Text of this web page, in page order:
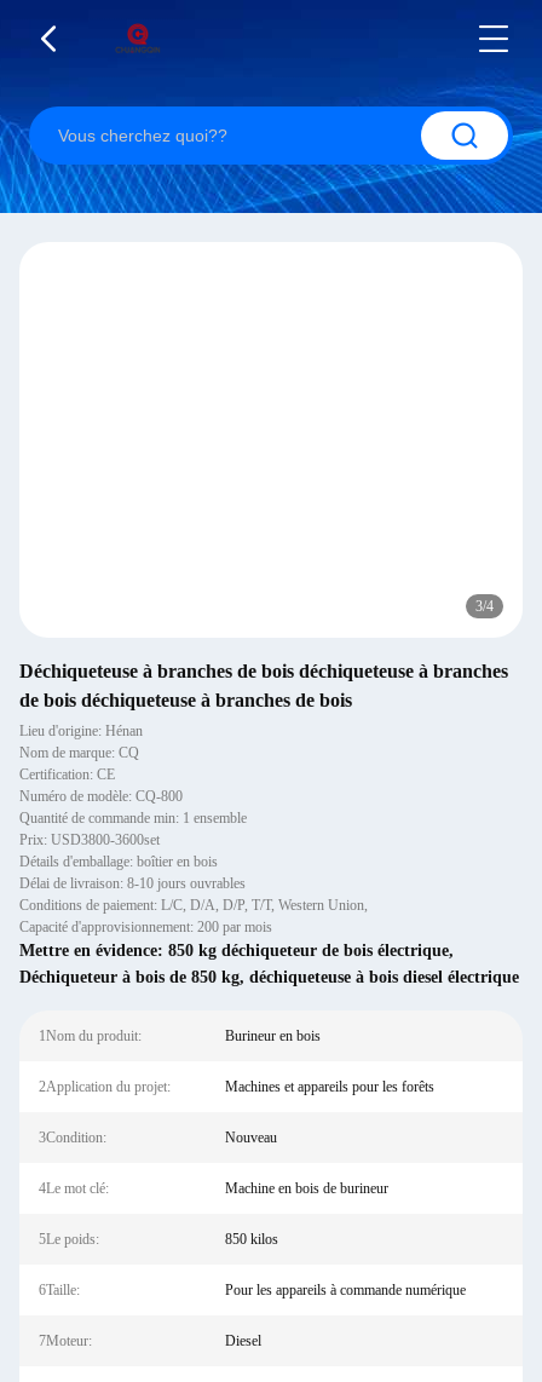
3/4
Déchiqueteuse à branches de bois déchiqueteuse à branches
de bois déchiqueteuse à branches de bois
Lieu d'origine: Hénan
Nom de marque: CQ
Certification: CE
Numéro de modèle: CQ-800
Quantité de commande min: 1 ensemble
Prix: USD3800-3600set
Détails d'emballage: boîtier en bois
Délai de livraison: 8-10 jours ouvrables
Conditions de paiement: L/C, D/A, D/P, T/T, Western Union,
Capacité d'approvisionnement: 200 par mois
Mettre en évidence: 850 kg déchiqueteur de bois électrique,
Déchiqueteur à bois de 850 kg, déchiqueteuse à bois diesel électrique
1Nom du produit: Burineur en bois
2Application du projet: Machines et appareils pour les forêts
3Condition: Nouveau
4Le mot clé: Machine en bois de burineur
5Le poids: 850 kilos
6Taille: Pour les appareils à commande numérique
7Moteur: Diesel